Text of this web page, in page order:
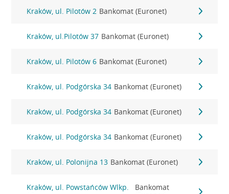
Kraków, ul. Pilotów 2 Bankomat (Euronet)
Kraków, ul.Pilotów 37 Bankomat (Euronet)
Kraków, ul. Pilotów 6 Bankomat (Euronet)
Kraków, ul. Podgórska 34 Bankomat (Euronet)
Kraków, ul. Podgórska 34 Bankomat (Euronet)
Kraków, ul. Podgórska 34 Bankomat (Euronet)
Kraków, ul. Polonijna 13 Bankomat (Euronet)
Kraków, ul. Powstańców Wlkp.
Bankomat